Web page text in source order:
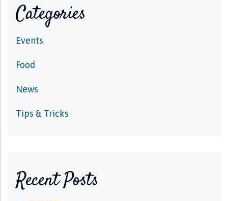
Categories
Events
Food
News
Tips & Tricks
Recent Posts